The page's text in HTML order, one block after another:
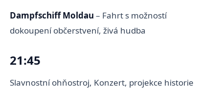
Dampfschiff Moldau – Fahrt s možností
dokoupení občerstvení, živá hudba
21:45
Slavnostní ohňostroj, Konzert, projekce historie